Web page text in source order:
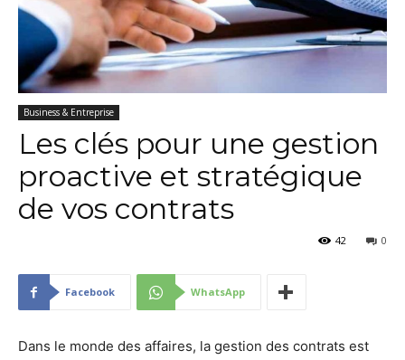
Business & Entreprise
Les clés pour une gestion
proactive et stratégique
de vos contrats
0
42
Facebook WhatsApp
Dans le monde des affaires, la gestion des contrats est